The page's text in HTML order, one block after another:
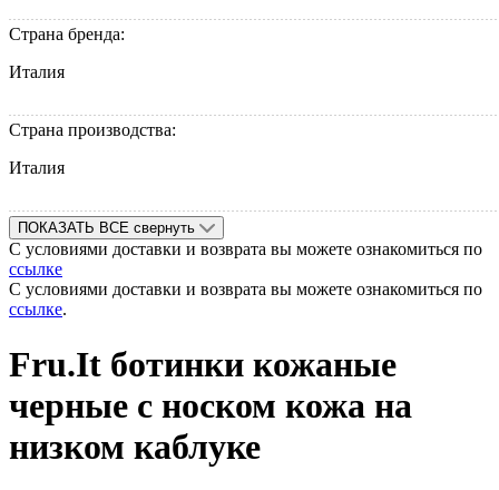
Страна бренда:
Италия
Страна производства:
Италия
ПОКАЗАТЬ ВСЕ свернуть
С условиями доставки и возврата вы можете ознакомиться по
ссылке
С условиями доставки и возврата вы можете ознакомиться по
ссылке.
Fru.It ботинки кожаные
черные с носком кожа на
низком каблуке